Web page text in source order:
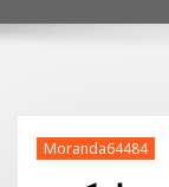
Moranda64484